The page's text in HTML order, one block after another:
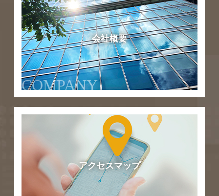
会社概要
COMPANY
アクセスマップ